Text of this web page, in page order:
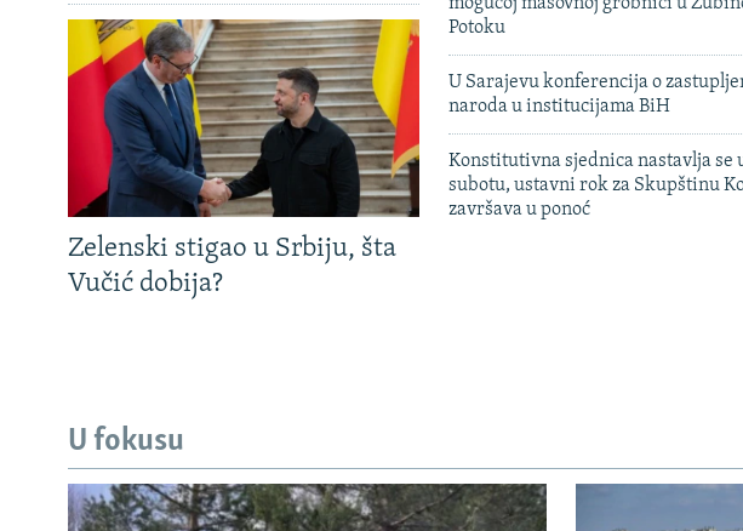
Zelenski stigao u Srbiju, šta
Vučić dobija?
Potoku
U Sarajevu konferencija o
naroda u institucijama BiH
Konstitutivna sjednica nastavlja se
subotu, ustavni rok za Skupštinu
završava u ponoć
U fokusu